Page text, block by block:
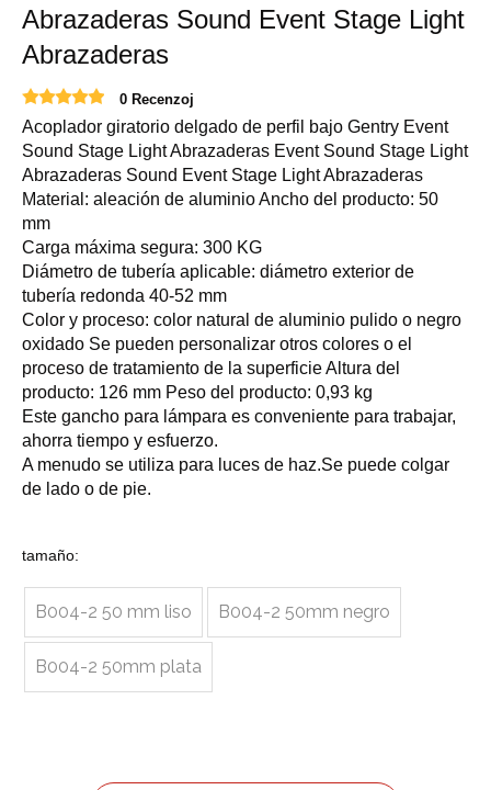
Abrazaderas Sound Event Stage Light
Abrazaderas
0 Recenzoj
Acoplador giratorio delgado de perfil bajo Gentry Event
Sound Stage Light Abrazaderas Event Sound Stage Light
Abrazaderas Sound Event Stage Light Abrazaderas
Material: aleación de aluminio Ancho del producto: 50
mm
Carga máxima segura: 300 KG
Diámetro de tubería aplicable: diámetro exterior de
tubería redonda 40-52 mm
Color y proceso: color natural de aluminio pulido o negro
oxidado Se pueden personalizar otros colores o el
proceso de tratamiento de la superficie Altura del
producto: 126 mm Peso del producto: 0,93 kg
Este gancho para lámpara es conveniente para trabajar,
ahorra tiempo y esfuerzo.
A menudo se utiliza para luces de haz.Se puede colgar
de lado o de pie.
tamaño:
B004-2 50 mm liso B004-2 50mm negro
B004-2 50mm plata